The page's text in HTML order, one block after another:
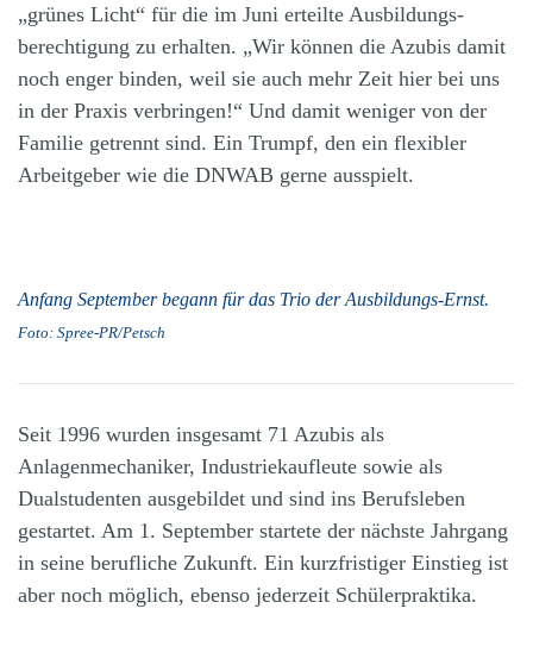
„grünes Licht“ für die im Juni erteilte Ausbildungs­
berechtigung zu erhalten. „Wir können die Azubis damit
noch enger binden, weil sie auch mehr Zeit hier bei uns
in der Praxis verbringen!“ Und damit weniger von der
Familie getrennt sind. Ein Trumpf, den ein flexibler
Arbeitgeber wie die DNWAB gerne ausspielt.
Anfang September begann für das Trio der Ausbildungs-Ernst.
Foto: Spree-PR/Petsch
Seit 1996 wurden insgesamt 71 Azubis als
Anlagenmechaniker, Industriekaufleute sowie als
Dualstudenten ausgebildet und sind ins Berufsleben
gestartet. Am 1. September startete der nächste Jahrgang
in seine berufliche Zukunft. Ein kurzfristiger Einstieg ist
aber noch möglich, ebenso jederzeit Schülerpraktika.